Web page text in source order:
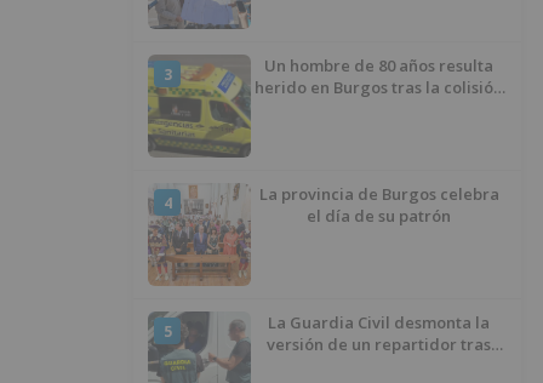
3
Un hombre de 80 años resulta
herido en Burgos tras la colisión
4
La provincia de Burgos celebra
el día de su patrón
5
La Guardia Civil desmonta la
versión de un repartidor tras